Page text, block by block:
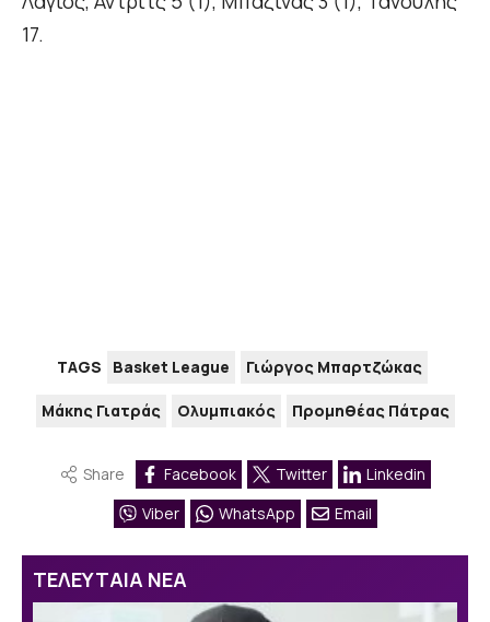
17.
TAGS Basket League Γιώργος Μπαρτζώκας
Μάκης Γιατράς Ολυμπιακός Προμηθέας Πάτρας
Share Facebook Twitter
Linkedin
Viber
WhatsApp Email
ΤΕΛΕΥΤΑΙΑ ΝΕΑ